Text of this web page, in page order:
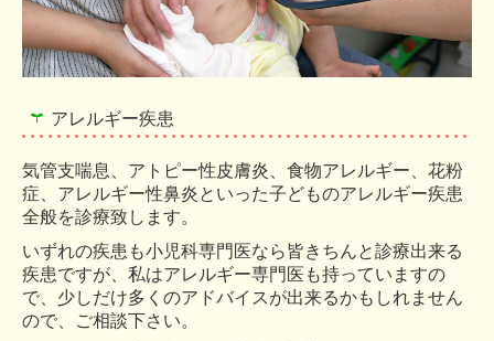
アレルギー疾患
気管支喘息、アトピー性皮膚炎、食物アレルギー、花粉
症、アレルギー性鼻炎といった子どものアレルギー疾患
全般を診療致します。
いずれの疾患も小児科専門医なら皆きちんと診療出来る
疾患ですが、私はアレルギー専門医も持っていますの
で、少しだけ多くのアドバイスが出来るかもしれません
ので、ご相談下さい。